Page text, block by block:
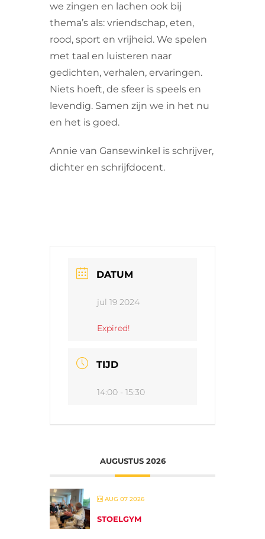
we zingen en lachen ook bij
thema’s als: vriendschap, eten,
rood, sport en vrijheid. We spelen
met taal en luisteren naar
gedichten, verhalen, ervaringen.
Niets hoeft, de sfeer is speels en
levendig. Samen zijn we in het nu
en het is goed.
Annie van Gansewinkel is schrijver,
dichter en schrijfdocent.
DATUM
jul 19 2024
Expired!
TIJD
14:00 - 15:30
AUGUSTUS 2026
AUG 07 2026
STOELGYM